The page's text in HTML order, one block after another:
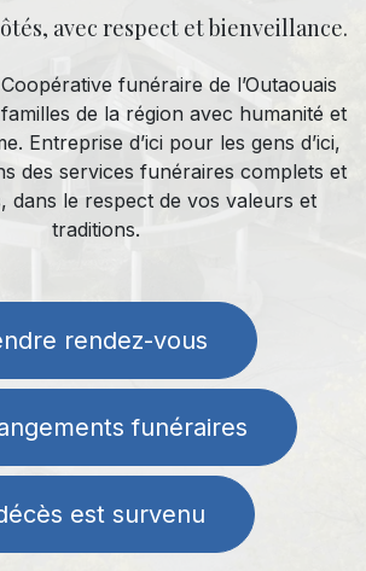
avec respect et bienveillance.
funéraire de l’Outaouais
de la région avec humanité et
Entreprise d’ici pour les gens d’ici,
des services funéraires complets et
dans le respect de vos valeurs et
traditions.
rendez-vous
funéraires
est survenu